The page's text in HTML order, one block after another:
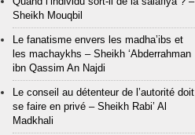
Sheikh Mouqbil
Le fanatisme envers les madha’ibs et
les machaykhs – Sheikh ‘Abderrahman
ibn Qassim An Najdi
Le conseil au détenteur de l’autorité doit
se faire en privé – Sheikh Rabi’ Al
Madkhali